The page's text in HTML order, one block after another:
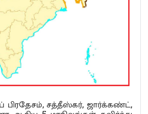
பிரதேசம், சத்தீஸ்கர், ஜார்க்கண்ட்,